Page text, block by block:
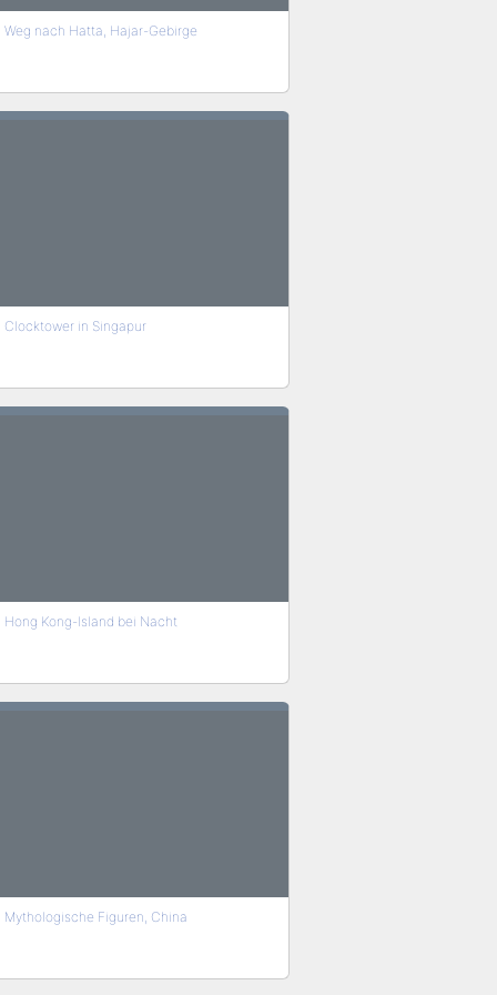
Weg nach Hatta, Hajar-Gebirge
Clocktower in Singapur
Hong Kong-Island bei Nacht
Mythologische Figuren, China